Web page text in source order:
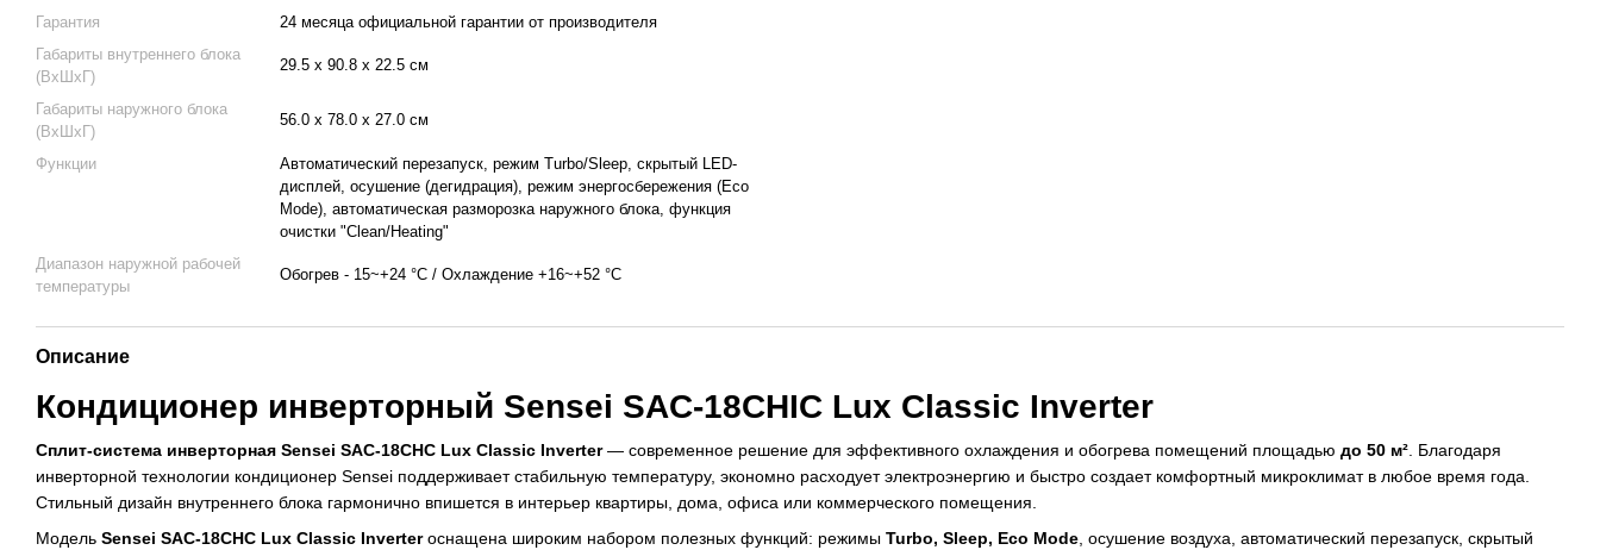
Гарантия
24 месяца официальной гарантии от производителя
Габариты внутреннего блока
(ВхШхГ)
29.5 х 90.8 х 22.5 см
Габариты наружного блока
(ВхШхГ)
56.0 х 78.0 х 27.0 см
Функции
Автоматический перезапуск, режим Turbo/Sleep, скрытый LED-
дисплей, осушение (дегидрация), режим энергосбережения (Eco
Mode), автоматическая разморозка наружного блока, функция
очистки "Clean/Heating"
Диапазон наружной рабочей
температуры
Обогрев - 15~+24 °C / Охлаждение +16~+52 °C
Описание
Кондиционер инверторный Sensei SAC-18CHIC Lux Classic Inverter
Сплит-система инверторная Sensei SAC-18CHС Lux Classic Inverter— современное решение для эффективного охлаждения и обогрева помещений площадью до 50 м² . Благодаря
инверторной технологии кондиционер Sensei поддерживает стабильную температуру, экономно расходует электроэнергию и быстро создает комфортный микроклимат в любое время года.
Стильный дизайн внутреннего блока гармонично впишется в интерьер квартиры, дома, офиса или коммерческого помещения.
Модель Sensei SAC-18CHС Lux Classic Inverterоснащена широким набором полезных функций: режимы Turbo, Sleep, Eco Mode, осушение воздуха, автоматический перезапуск, скрытый